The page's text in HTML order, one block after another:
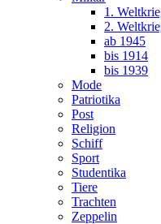
1.
2.
ab 1945
bis 1914
bis 1939
Mode
Patriotika
Post
Religion
Schiff
Sport
Studentika
Tiere
Trachten
Zeppelin